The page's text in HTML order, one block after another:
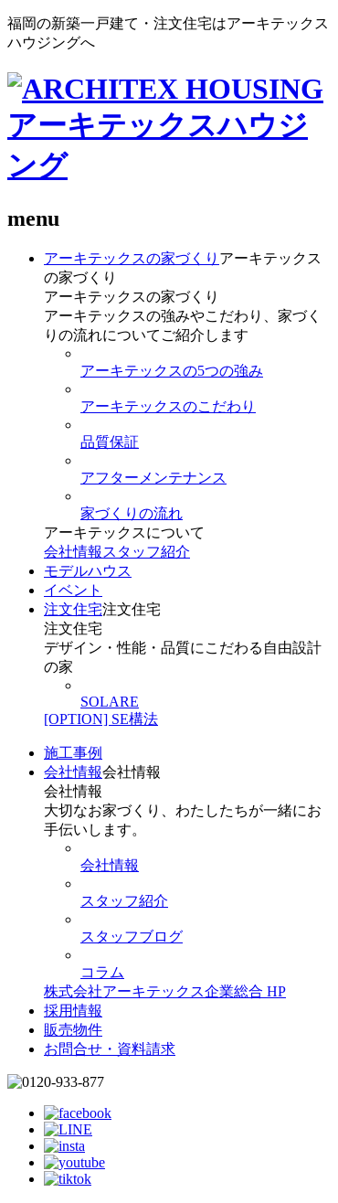
福岡の新築一戸建て・注文住宅はアーキテックス
ハウジングへ
menu
アーキテックスの家づくり アーキテックス
の家づくり
アーキテックスの家づくり
アーキテックスの強みやこだわり、家づく
りの流れについてご紹介します
アーキテックスの5つの強み
アーキテックスのこだわり
品質保証
アフターメンテナンス
家づくりの流れ
アーキテックスについて
会社情報 スタッフ紹介
モデルハウス
イベント
注文住宅注文住宅
注文住宅
デザイン・性能・品質にこだわる自由設計
の家
SOLARE
[OPTION] SE構法
施工事例
会社情報会社情報
会社情報
大切なお家づくり、わたしたちが一緒にお
手伝いします。
会社情報
スタッフ紹介
スタッフブログ
コラム
株式会社アーキテックス企業総合 HP
採用情報
販売物件
お問合せ・資料請求